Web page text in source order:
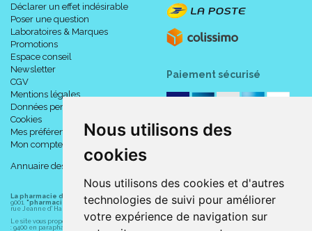
Nous utilisons des
cookies
Nous utilisons des cookies et d'autres
technologies de suivi pour améliorer
votre expérience de navigation sur
Déclarer un effet indésirable
Poser une question
Laboratoires & Marques
Promotions
Espace conseil
Newsletter
CGV
Mentions légales
Données personnelles
Cookies
Mes préférences Cookies
Mon compte
Annuaire des pharmacies
Paiement sécurisé
La pharmacie du centre à Albert
(80300) est une pharmacie française certifiée ISO
9001. "pharmacie-du-centre-albert.fr " est le site internet de la pharmacie du centre
rue Jeanne d' Harcourt, 80300 Albert.
Le site vous propose un large choix de plus de 11000 références, au prix les plus bas possible
: 9400 en parapharmacie, animaux, orthopédie, matériel médical. 1700 en médicaments sans